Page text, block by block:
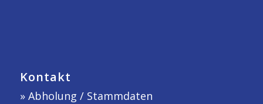
Kontakt
» Abholung / Stammdaten